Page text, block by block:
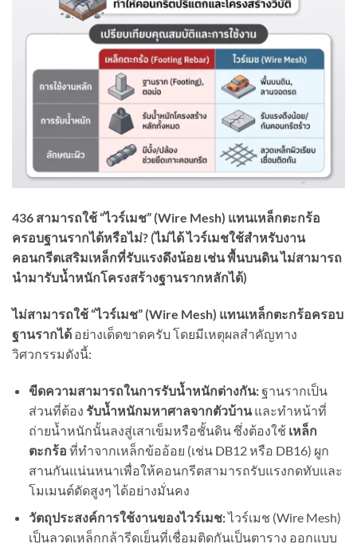
436 สามารถใช้ “ไวร์เมช” (Wire Mesh) แทนเหล็กตะกร้อ
ครอบฐานรากได้หรือไม่? (ไม่ได้ไวร์เมชใช้สำหรับงาน
คอนกรีตเสริมเหล็กที่รับแรงดึงน้อย เช่น พื้นบนดิน ไม่สามารถ
นำมารับน้ำหนักโครงสร้างฐานรากหลักได้)
ไม่สามารถใช้ “ไวร์เมช” (Wire Mesh) แทนเหล็กตะกร้อครอบ
ฐานรากได้ อย่างเด็ดขาดครับ โดยมีเหตุผลสำคัญทาง
วิศวกรรมดังนี้:
ขีดความสามารถในการรับน้ำหนักต่างกัน:ฐานรากเป็น
ส่วนที่ต้อง รับน้ำหนักมหาศาลจากตัวบ้านและทำหน้าที่
ถ่ายน้ำหนักนั้นลงสู่เสาเข็มหรือชั้นดิน ซึ่งต้องใช้ เหล็ก
ตะกร้อ ที่ทำจากเหล็กข้ออ้อย (เช่น DB12 หรือ DB16) ผูก
สานกันแน่นหนาเพื่อให้คอนกรีตสามารถรับแรงกดทับและ
โมเมนต์ดัดสูงๆ ได้อย่างมั่นคง
วัตถุประสงค์การใช้งานของไวร์เมช:ไวร์เมช (Wire Mesh)
เป็นลวดเหล็กกล้ารีดเย็นที่เชื่อมติดกันเป็นตาราง ออกแบบ